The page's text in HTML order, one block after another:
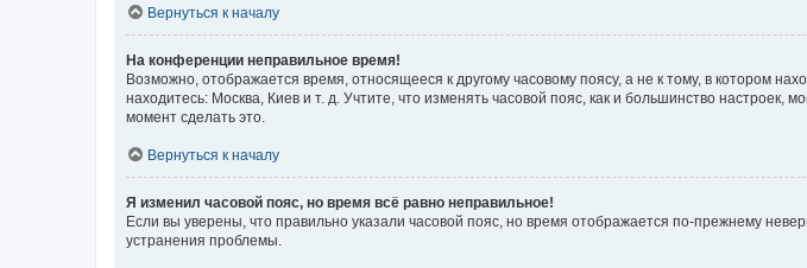
Вернуться к началу
На конференции неправильное время!
Возможно, отображается время, относящееся к другому часовому поясу, а не к тому, в котором
находитесь: Москва, Киев и т. д. Учтите, что изменять часовой пояс, как и большинство настроек,
момент сделать это.
Вернуться к началу
Я изменил часовой пояс, но время всё равно неправильное!
Если вы уверены, что правильно указали часовой пояс, но время отображается по-прежнему
устранения проблемы.